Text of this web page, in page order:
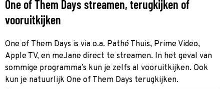
One of Them Days streamen, terugkijken of
vooruitkijken
One of Them Days is via o.a. Pathé Thuis, Prime Video,
Apple TV, en meJane direct te streamen. In het geval van
sommige programma’s kun je zelfs al vooruitkijken. Ook
kun je natuurlijk One of Them Days terugkijken.